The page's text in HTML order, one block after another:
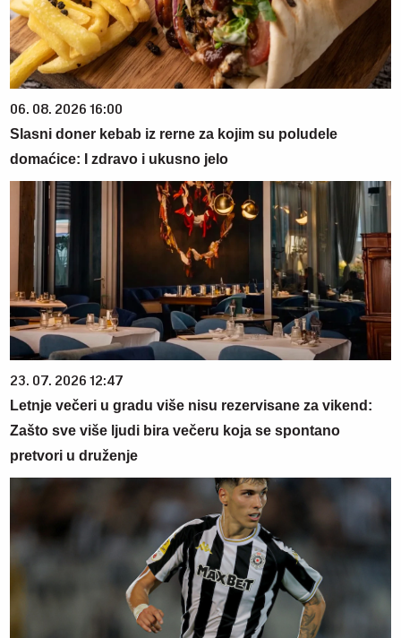
06. 08. 2026 16:00
Slasni doner kebab iz rerne za kojim su poludele
domaćice: I zdravo i ukusno jelo
23. 07. 2026 12:47
Letnje večeri u gradu više nisu rezervisane za vikend:
Zašto sve više ljudi bira večeru koja se spontano
pretvori u druženje